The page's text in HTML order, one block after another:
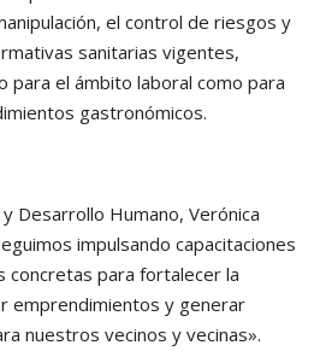
el control de riesgos y
sanitarias vigentes,
para el ámbito laboral como para
gastronómicos.
Desarrollo Humano, Verónica
impulsando capacitaciones
concretas para fortalecer la
emprendimientos y generar
nuestros vecinos y vecinas».